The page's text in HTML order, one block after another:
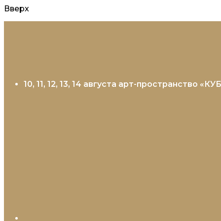
Вверх
10, 11, 12, 13, 14 августа арт-пространство